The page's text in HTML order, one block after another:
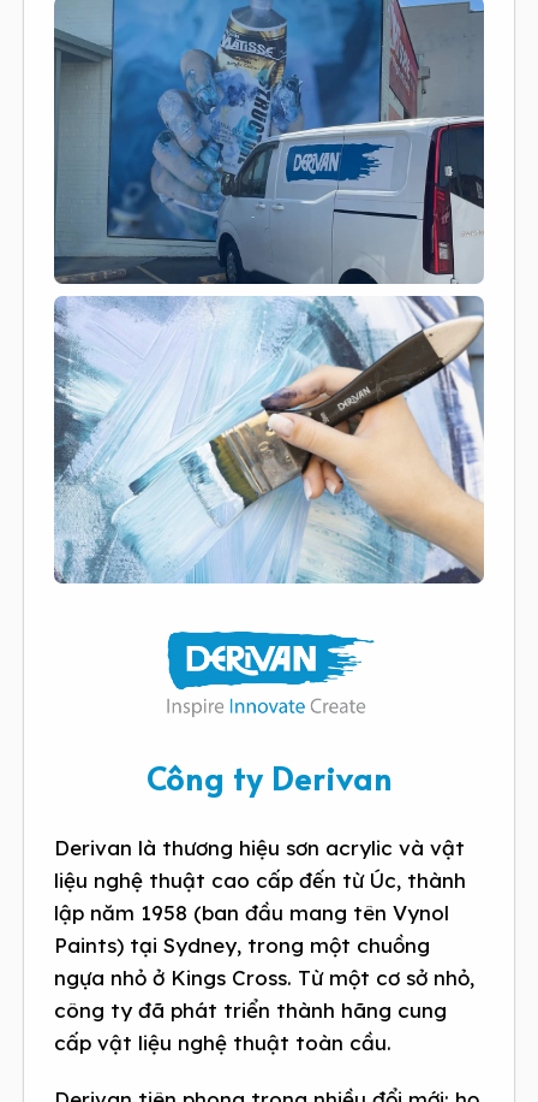
Công ty Derivan
Derivan là thương hiệu sơn acrylic và vật
liệu nghệ thuật cao cấp đến từ Úc, thành
lập năm 1958 (ban đầu mang tên Vynol
Paints) tại Sydney, trong một chuồng
ngựa nhỏ ở Kings Cross. Từ một cơ sở nhỏ,
công ty đã phát triển thành hãng cung
cấp vật liệu nghệ thuật toàn cầu.